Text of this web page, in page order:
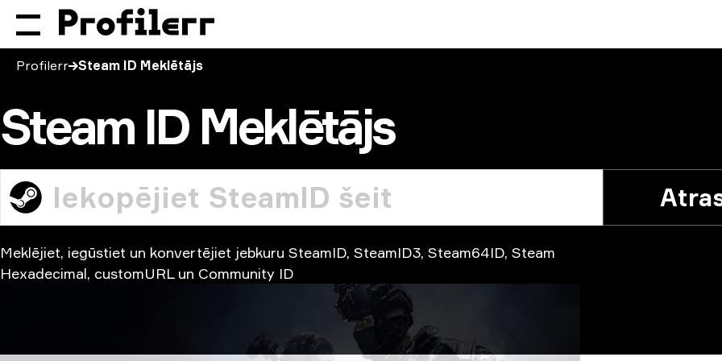
Profilerr Steam ID Meklētājs
Steam ID Meklētājs
Meklējiet, iegūstiet un konvertējiet jebkuru SteamID, SteamID3, Steam64ID, Steam
Hexadecimal, customURL un Community ID